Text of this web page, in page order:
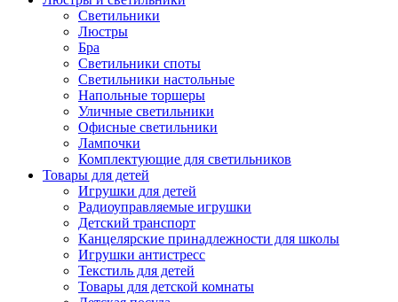
Светильники
Люстры
Бра
Светильники споты
Светильники настольные
Напольные торшеры
Уличные светильники
Офисные светильники
Лампочки
Комплектующие для светильников
Товары для детей
Игрушки для детей
Радиоуправляемые игрушки
Детский транспорт
Канцелярские принадлежности для школы
Игрушки антистресс
Текстиль для детей
Товары для детской комнаты